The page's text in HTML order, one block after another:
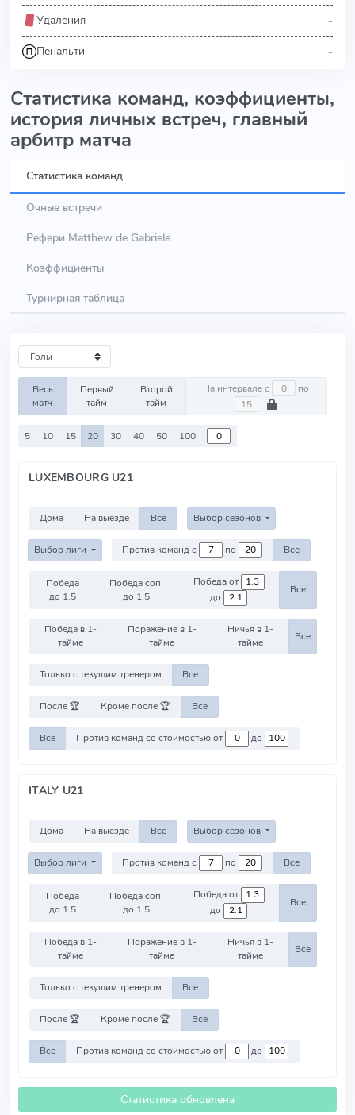
Удаления -
Пенальти -
Статистика команд, коэффициенты,
история личных встреч, главный
арбитр матча
Статистика команд
Очные встречи
Рефери Matthew de Gabriele
Коэффициенты
Турнирная таблица
Весь
матч
Первый
тайм
Второй
тайм
На интервале с по
5 10 15 20 30 40 50 100
LUXEMBOURG U21
Дома На выезде Все Выбор сезонов
Выбор лиги Против команд с по Все
Победа
до 1.5
Победа соп.
до 1.5
Победа от
до
Все
Победа в 1-
тайме
Поражение в 1-
тайме
Ничья в 1-
тайме
Все
Только с текущим тренером Все
После 🏆 Кроме после 🏆 Все
Все Против команд со стоимостью от до
ITALY U21
Дома На выезде Все Выбор сезонов
Выбор лиги Против команд с по Все
Победа
до 1.5
Победа соп.
до 1.5
Победа от
до
Все
Победа в 1-
тайме
Поражение в 1-
тайме
Ничья в 1-
тайме
Все
Только с текущим тренером Все
После 🏆 Кроме после 🏆 Все
Все Против команд со стоимостью от до
Статистика обновлена